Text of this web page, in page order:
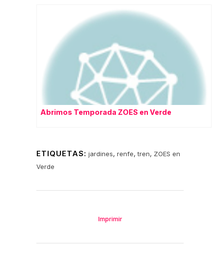
Abrimos Temporada ZOES en Verde
ETIQUETAS: jardines, renfe,tren, ZOES en
Verde
Imprimir